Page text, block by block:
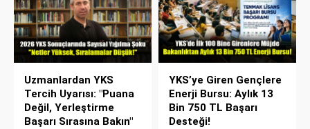
Uzmanlardan YKS
Tercih Uyarısı: "Puana
Değil, Yerleştirme
Başarı Sırasına Bakın"
YKS’ye Giren Gençlere
Enerji Bursu: Aylık 13
Bin 750 TL Başarı
Desteği!